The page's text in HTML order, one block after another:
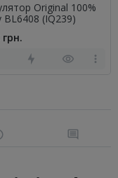
Original 100%
BL6408 (IQ239)
грн.